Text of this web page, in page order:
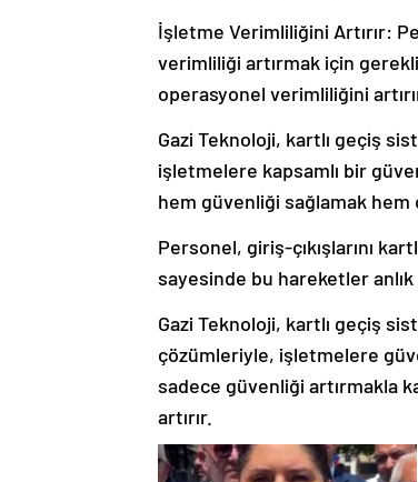
İşletme Verimliliğini Artırır:
verimliliği artırmak için
operasyonel verimliliğini
Gazi Teknoloji, kartlı geçiş
işletmelere kapsamlı bir
hem güvenliği sağlamak
Personel, giriş-çıkışlarını
sayesinde bu hareketler
Gazi Teknoloji, kartlı geçiş
çözümleriyle, işletmelere
sadece güvenliği artırmakla
artırır.